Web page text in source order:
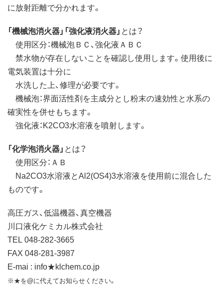
に放射距離で分かれます。
「機械泡消火器」「強化液消火器」 とは？
使用区分：機械泡ＢＣ、強化液ＡＢＣ
禁水物が存在しないことを確認し使用します。使用後に
電気装置は十分に
水洗した上、修理が必要です。
機械泡：界面活性剤を主成分とし粉末の速効性と水系の
確実性を併せもちます。
強化液：K2CO3水溶液を噴射します。
「化学泡消火器」 とは？
使用区分：ＡＢ
Na2CO3水溶液とAl2(OS4)3水溶液を使用前に混合した
ものです。
高圧ガス、低温機器、真空機器
川口液化ケミカル株式会社
TEL 048-282-3665
FAX 048-281-3987
E-mai : info★klchem.co.jp
※★を@に代えてお知らせください。